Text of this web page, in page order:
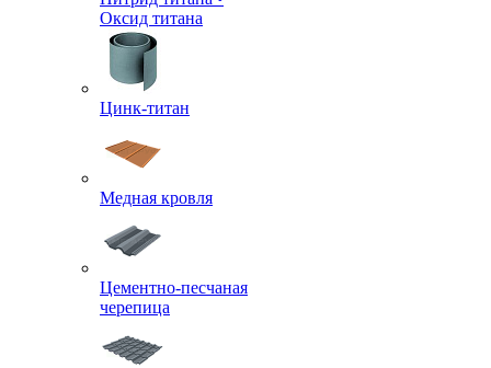
Оксид титана
Цинк-титан
Медная кровля
Цементно-песчаная
черепица